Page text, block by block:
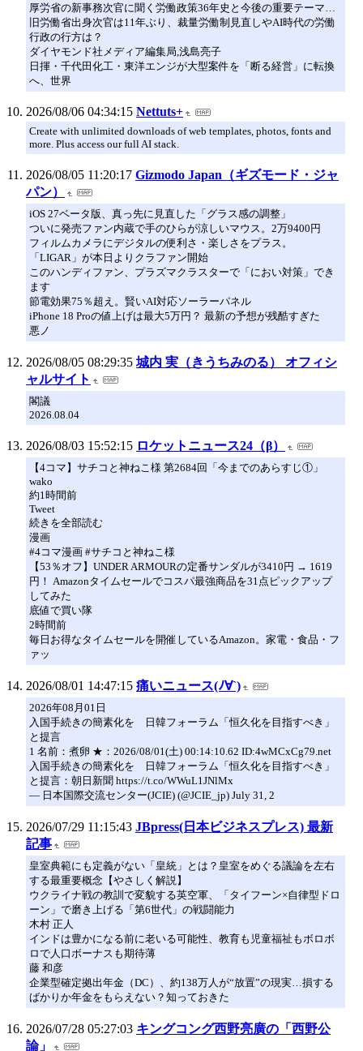
厚労省の新事務次官に聞く労働政策36年史と今後の重要テーマ…
旧労働省出身次官は11年ぶり、裁量労働制見直しやAI時代の労働
行政の行方は？
ダイヤモンド社メディア編集局,浅島亮子
日揮・千代田化工・東洋エンジが大型案件を「断る経営」に転換
へ、世界
2026/08/06 04:34:15 Nettuts+
Create with unlimited downloads of web templates, photos, fonts and
more. Plus access our full AI stack.
2026/08/05 11:20:17 Gizmodo Japan（ギズモード・ジャ
パン）
iOS 27ベータ版、真っ先に見直した「グラス感の調整」
ついに発売ファン内蔵で手のひらが涼しいマウス。2万9400円
フィルムカメラにデジタルの便利さ・楽しさをプラス。
「LIGAR」が本日よりクラファン開始
このハンディファン、プラズマクラスターで「におい対策」でき
ます
節電効果75％超え。賢いAI対応ソーラーパネル
iPhone 18 Proの値上げは最大5万円？ 最新の予想が残酷すぎた
悪ノ
2026/08/05 08:29:35 城内 実（きうちみのる） オフィシ
ャルサイト
閣議
2026.08.04
2026/08/03 15:52:15 ロケットニュース24（β）
【4コマ】サチコと神ねこ様 第2684回「今までのあらすじ①」
wako
約1時間前
Tweet
続きを全部読む
漫画
#4コマ漫画 #サチコと神ねこ様
【53％オフ】UNDER ARMOURの定番サンダルが3410円 → 1619
円！ Amazonタイムセールでコスパ最強商品を31点ピックアップ
してみた
底値で買い隊
2時間前
毎日お得なタイムセールを開催しているAmazon。家電・食品・フ
ァッ
2026/08/01 14:47:15 痛いニュース(ﾉ∀`)
2026年08月01日
入国手続きの簡素化を 日韓フォーラム「恒久化を目指すべき」
と提言
1 名前：煮卵 ★：2026/08/01(土) 00:14:10.62 ID:4wMCxCg79.net
入国手続きの簡素化を 日韓フォーラム「恒久化を目指すべき」
と提言：朝日新聞 https://t.co/WWuL1JNlMx
— 日本国際交流センター(JCIE) (@JCIE_jp) July 31, 2
2026/07/29 11:15:43 JBpress(日本ビジネスプレス) 最新
記事
皇室典範にも定義がない「皇統」とは？皇室をめぐる議論を左右
する最重要概念【やさしく解説】
ウクライナ戦の教訓で変貌する英空軍、「タイフーン×自律型ドロ
ーン」で磨き上げる「第6世代」の戦闘能力
木村 正人
インドは豊かになる前に老いる可能性、教育も児童福祉もボロボ
ロで人口ボーナスも期待薄
藤 和彦
企業型確定拠出年金（DC）、約138万人が“放置”の現実…損する
ばかりか年金をもらえない？知っておきた
2026/07/28 05:27:03 キングコング西野亮廣の「西野公
論」